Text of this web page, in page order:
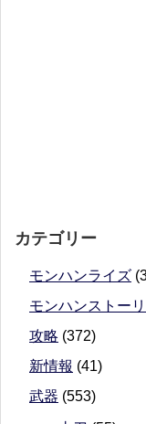
カテゴリー
モンハンライズ
モンハンストー
攻略 (372)
新情報 (41)
武器 (553)